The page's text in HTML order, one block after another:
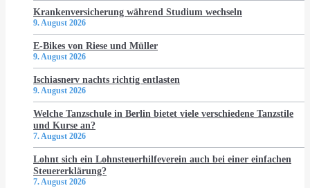
Krankenversicherung während Studium wechseln
9. August 2026
E-Bikes von Riese und Müller
9. August 2026
Ischiasnerv nachts richtig entlasten
9. August 2026
Welche Tanzschule in Berlin bietet viele verschiedene Tanzstile
und Kurse an?
7. August 2026
Lohnt sich ein Lohnsteuerhilfeverein auch bei einer einfachen
Steuererklärung?
7. August 2026